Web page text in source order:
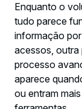
Enquanto o
tudo parece
informação
acessos, outra
processo
aparece
ou entram